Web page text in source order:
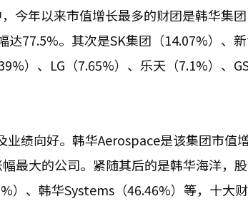
今年以来市值增长最多的财团是韩华集
77.5%。其次是SK集团（14.07%）、
）、LG（7.65%）、乐天（7.1%）、GS
绩向好。韩华Aerospace是该集团市值
最大的公司。紧随其后的是韩华海洋，
）、韩华Systems（46.46%）等，十大